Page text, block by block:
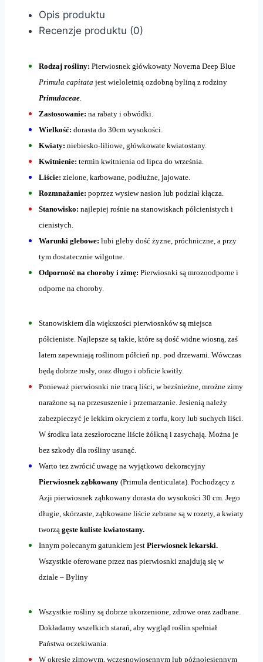
Opis produktu
Recenzje produktu (0)
Rodzaj rośliny: Pierwiosnek główkowaty Noverna Deep Blue
Primula capitata jest wieloletnią ozdobną byliną z rodziny
Primulaceae
Zastosowanie: na rabaty i obwódki.
Wielkość: dorasta do 30cm wysokości.
Kwiaty: niebiesko-liliowe, główkowate kwiatostany.
Kwitnienie: termin kwitnienia od lipca do września.
Liście: zielone, karbowane, podłużne, jajowate.
Rozmnażanie: poprzez wysiew nasion lub podział kłącza.
Stanowisko: najlepiej rośnie na stanowiskach półcienistych i
cienistych.
Warunki glebowe: lubi gleby dość żyzne, próchniczne, a przy
tym dostatecznie wilgotne.
Odporność na choroby i zimę: Pierwiosnki są mrozoodporne i
odporne na choroby.
Stanowiskiem dla większości pierwiosnków są miejsca
półcieniste. Najlepsze są takie, które są dość widne wiosną, zaś
latem zapewniają roślinom półcień np. pod drzewami. Wówczas
będą dobrze rosły, oraz długo i obficie kwitły.
Ponieważ pierwiosnki nie tracą liści, w bezśnieżne, mroźne zimy
narażone są na przesuszenie i przemarzanie. Jesienią należy
zabezpieczyć je lekkim okryciem z torfu, kory lub suchych liści.
W środku lata zeszłoroczne liście żółkną i zasychają. Można je
bez szkody dla rośliny usunąć.
Warto tez zwrócić uwagę na wyjątkowo dekoracyjny
Pierwiosnek ząbkowany (Primula denticulata). Pochodzący z
Azji pierwiosnek ząbkowany dorasta do wysokości 30 cm. Jego
długie, skórzaste, ząbkowane liście zebrane są w rozety, a kwiaty
tworzą gęste kuliste kwiatostany.
Innym polecanym gatunkiem jest Pierwiosnek lekarski.
Wszystkie oferowane przez nas pierwiosnki znajdują się w
dziale – Byliny
Wszystkie rośliny są dobrze ukorzenione, zdrowe oraz zadbane.
Dokładamy wszelkich starań, aby wygląd roślin spełniał
Państwa oczekiwania.
W okresie zimowym, wczesnowiosennym lub późnojesiennym